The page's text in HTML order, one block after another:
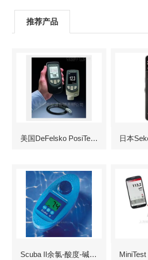
推荐产品
美国DeFelsko PosiTector6000涂层测厚仪
Scuba II余氯-酸度-碱度-氰尿酸浓度测定仪